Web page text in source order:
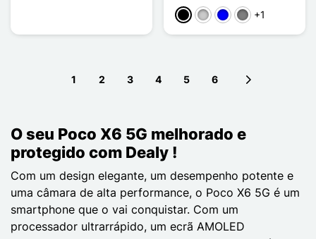
PretoTransparente
AzulGris Transparent
+1
1 2 3 4 5 6
O seu Poco X6 5G melhorado e
protegido com Dealy !
Com um design elegante, um desempenho potente e
uma câmara de alta performance, o Poco X6 5G é um
smartphone que o vai conquistar. Com um
processador ultrarrápido, um ecrã AMOLED